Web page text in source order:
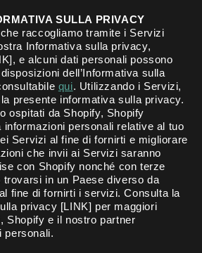
SULLA PRIVACY
raccogliamo tramite i Servizi
Informativa sulla privacy,
e alcuni dati personali possono
dell’Informativa sulla
qui. Utilizzando i Servizi,
presente informativa sulla privacy.
ospitati da Shopify, Shopify
informazioni personali relative al tuo
Servizi al fine di fornirti e migliorare
che invii ai Servizi saranno
con Shopify nonché con terze
trovarsi in un Paese diverso da
fine di fornirti i servizi. Consulta la
privacy [LINK] per maggiori
Shopify e il nostro partner
personali.